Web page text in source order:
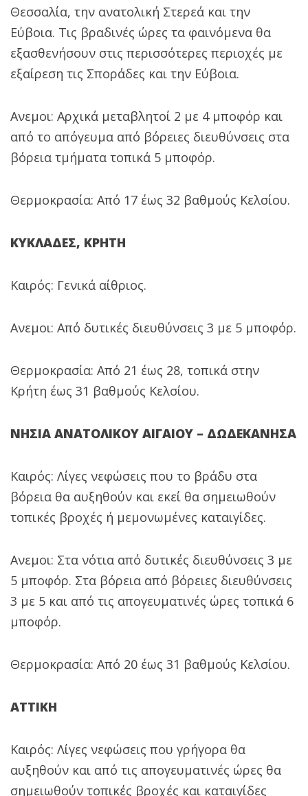
Θεσσαλία, την ανατολική Στερεά και την
Εύβοια. Τις βραδινές ώρες τα φαινόμενα θα
εξασθενήσουν στις περισσότερες περιοχές με
εξαίρεση τις Σποράδες και την Εύβοια.
Ανεμοι: Αρχικά μεταβλητοί 2 με 4 μποφόρ και
από το απόγευμα από βόρειες διευθύνσεις στα
βόρεια τμήματα τοπικά 5 μποφόρ.
Θερμοκρασία: Από 17 έως 32 βαθμούς Κελσίου.
ΚΥΚΛΑΔΕΣ, ΚΡΗΤΗ
Καιρός: Γενικά αίθριος.
Ανεμοι: Από δυτικές διευθύνσεις 3 με 5 μποφόρ.
Θερμοκρασία: Από 21 έως 28, τοπικά στην
Κρήτη έως 31 βαθμούς Κελσίου.
ΝΗΣΙΑ ΑΝΑΤΟΛΙΚΟΥ ΑΙΓΑΙΟΥ – ΔΩΔΕΚΑΝΗΣΑ
Καιρός: Λίγες νεφώσεις που το βράδυ στα
βόρεια θα αυξηθούν και εκεί θα σημειωθούν
τοπικές βροχές ή μεμονωμένες καταιγίδες.
Ανεμοι: Στα νότια από δυτικές διευθύνσεις 3 με
5 μποφόρ. Στα βόρεια από βόρειες διευθύνσεις
3 με 5 και από τις απογευματινές ώρες τοπικά 6
μποφόρ.
Θερμοκρασία: Από 20 έως 31 βαθμούς Κελσίου.
ΑΤΤΙΚΗ
Καιρός: Λίγες νεφώσεις που γρήγορα θα
αυξηθούν και από τις απογευματινές ώρες θα
σημειωθούν τοπικές βροχές και καταιγίδες